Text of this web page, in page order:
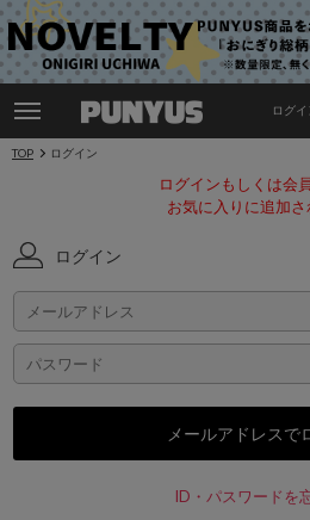
ログイ
TOP ログイン
ログインもしくは会
お気に入りに追加さ
ログイン
ID・パスワードを